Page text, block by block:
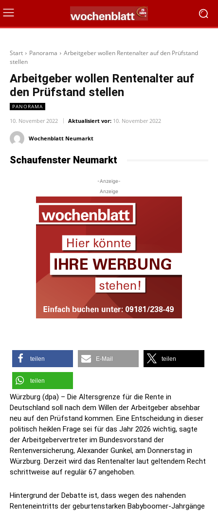
Start Panorama
Arbeitgeber wollen Rentenalter auf den Prüfstand
stellen
Arbeitgeber wollen Rentenalter auf
den Prüfstand stellen
PANORAMA
10. November 2022 Aktualisiert vor: 10. November 2022
Wochenblatt Neumarkt
Schaufenster Neumarkt
-Anzeige-
Anzeige
teilen E-Mail teilen
teilen
Würzburg (dpa) – Die Altersgrenze für die Rente in
Deutschland soll nach dem Willen der Arbeitgeber absehbar
neu auf den Prüfstand kommen. Eine Entscheidung in dieser
politisch heiklen Frage sei für das Jahr 2026 wichtig, sagte
der Arbeitgebervertreter im Bundesvorstand der
Rentenversicherung, Alexander Gunkel, am Donnerstag in
Würzburg. Derzeit wird das Rentenalter laut geltendem Recht
schrittweise auf regulär 67 angehoben.
Hintergrund der Debatte ist, dass wegen des nahenden
Renteneintritts der geburtenstarken Babyboomer-Jahrgänge